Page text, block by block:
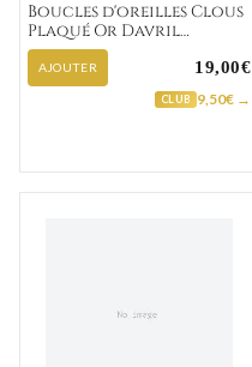
Boucles d'oreilles Clous
Plaqué Or Davril
Zirconium
AJOUTER 19,00€
CLUB 9,50€ →